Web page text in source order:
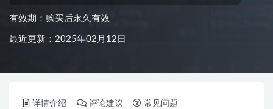
有效期：购买后永久有效
最近更新：2025年02月12日
详情介绍 评论建议 常见问题